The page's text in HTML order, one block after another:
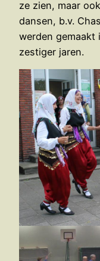
ze zien, maar
dansen, b.v.
werden gemaakt
zestiger jaren.